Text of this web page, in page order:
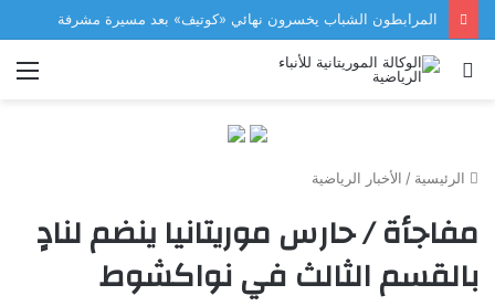
المرابطون الشباب يخسرون نهائي «كوتيف» بعد مسيرة مشرفة
بحث
الرئيسية / الأخبار الرياضية
مفاجأة / حارس موريتانيا ينضم لنادٍ
بالقسم الثالث في نواكشوط